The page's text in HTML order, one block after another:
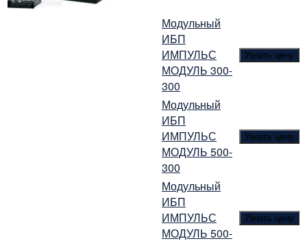
Модульный
ИБП
ИМПУЛЬС
МОДУЛЬ 300-
300
Узнать цену
Модульный
ИБП
ИМПУЛЬС
МОДУЛЬ 500-
300
Узнать цену
Модульный
ИБП
ИМПУЛЬС
МОДУЛЬ 500-
Узнать цену